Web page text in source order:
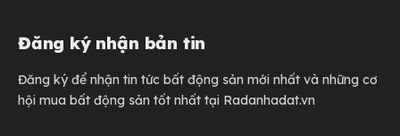
Đăng ký nhận bản tin
Đăng ký để nhận tin tức bất động sản mới nhất và những cơ
hội mua bất động sản tốt nhất tại Radanhadat.vn